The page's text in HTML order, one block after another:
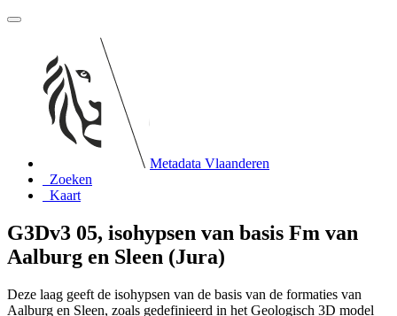
Metadata Vlaanderen
Zoeken
Kaart
G3Dv3 05, isohypsen van basis Fm van
Aalburg en Sleen (Jura)
Deze laag geeft de isohypsen van de basis van de formaties van
Aalburg en Sleen, zoals gedefinieerd in het Geologisch 3D model